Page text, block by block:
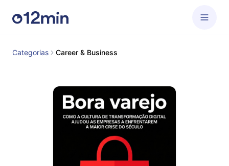
Categorias Career & Business